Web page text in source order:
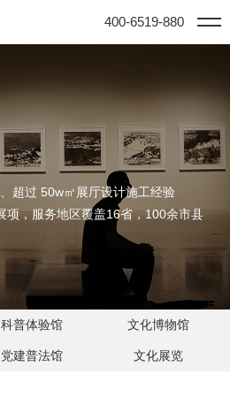
400-6519-880
超过 50w㎡展厅设计施工经验
项，服务地区覆盖16省，100余市县
科普体验馆 文化博物馆
党建普法馆 文化展览